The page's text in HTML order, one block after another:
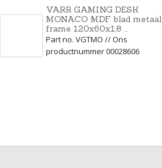
VARR GAMING DESK
MONACO MDF blad metaal
frame 120x60x1,8 ...
Part no. VGTMO // Ons
productnummer 00028606